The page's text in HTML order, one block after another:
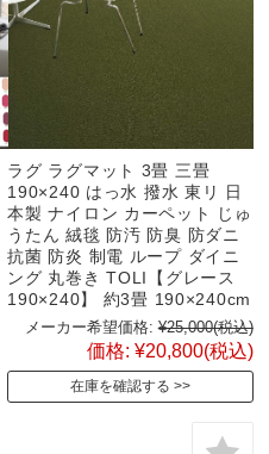
ラグ ラグマット 3畳 三畳
190×240 はっ水 撥水 東リ 日
本製 ナイロン カーペット じゅ
うたん 絨毯 防汚 防臭 防ダニ
抗菌 防炎 制電 ループ ダイニ
ング 丸巻き TOLI【グレース
190×240】 約3畳 190×240cm
メーカー希望価格: ¥25,000(税込)
価格: ¥20,800(税込)
在庫を確認する